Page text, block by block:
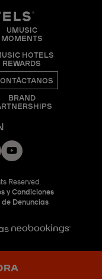
UMUSIC
MOMENTS
HOTELS
REWARDS
BRAND
Reserved.
y Condiciones
Denuncias